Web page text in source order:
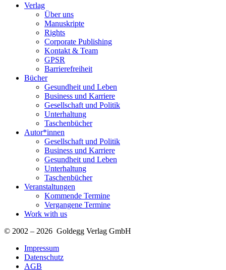
Verlag
Über uns
Manuskripte
Rights
Corporate Publishing
Kontakt & Team
GPSR
Barrierefreiheit
Bücher
Gesundheit und Leben
Business und Karriere
Gesellschaft und Politik
Unterhaltung
Taschenbücher
Autor*innen
Gesellschaft und Politik
Business und Karriere
Gesundheit und Leben
Unterhaltung
Taschenbücher
Veranstaltungen
Kommende Termine
Vergangene Termine
Work with us
© 2002 – 2026 Goldegg Verlag GmbH
Impressum
Datenschutz
AGB